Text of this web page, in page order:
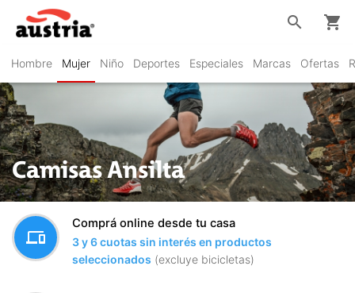
Hombre Mujer Niño Deportes Especiales Marcas Ofertas
search shopping_cart
Camisas Ansilta
devices
Comprá online desde tu casa
3 y 6 cuotas sin interés en productos
seleccionados (excluye bicicletas)